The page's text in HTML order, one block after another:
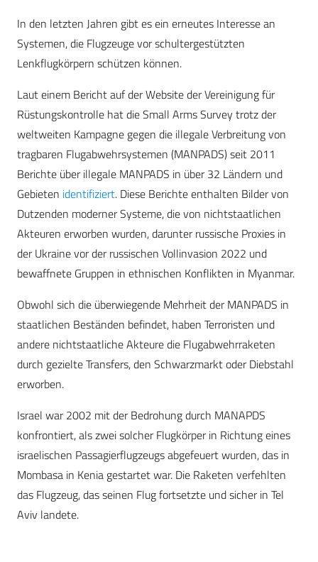
In den letzten Jahren gibt es ein erneutes Interesse an
Systemen, die Flugzeuge vor schultergestützten
Lenkflugkörpern schützen können.
Laut einem Bericht auf der Website der Vereinigung für
Rüstungskontrolle hat die Small Arms Survey trotz der
weltweiten Kampagne gegen die illegale Verbreitung von
tragbaren Flugabwehrsystemen (MANPADS) seit 2011
Berichte über illegale MANPADS in über 32 Ländern und
Gebieten identifiziert. Diese Berichte enthalten Bilder von
Dutzenden moderner Systeme, die von nichtstaatlichen
Akteuren erworben wurden, darunter russische Proxies in
der Ukraine vor der russischen Vollinvasion 2022 und
bewaffnete Gruppen in ethnischen Konflikten in Myanmar.
Obwohl sich die überwiegende Mehrheit der MANPADS in
staatlichen Beständen befindet, haben Terroristen und
andere nichtstaatliche Akteure die Flugabwehrraketen
durch gezielte Transfers, den Schwarzmarkt oder Diebstahl
erworben.
Israel war 2002 mit der Bedrohung durch MANAPDS
konfrontiert, als zwei solcher Flugkörper in Richtung eines
israelischen Passagierflugzeugs abgefeuert wurden, das in
Mombasa in Kenia gestartet war. Die Raketen verfehlten
das Flugzeug, das seinen Flug fortsetzte und sicher in Tel
Aviv landete.